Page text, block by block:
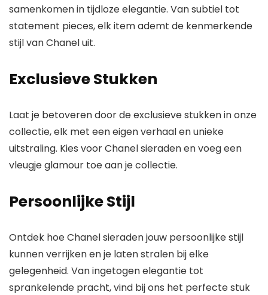
samenkomen in tijdloze elegantie. Van subtiel tot
statement pieces, elk item ademt de kenmerkende
stijl vanChaneluit.
Exclusieve Stukken
Laat je betoveren door de exclusieve stukken in onze
collectie, elk met een eigen verhaal en unieke
uitstraling. Kies voorChanel sieradenen voeg een
vleugje glamour toe aan je collectie.
Persoonlijke Stijl
Ontdek hoeChanel sieradenjouw persoonlijke stijl
kunnen verrijken en je laten stralen bij elke
gelegenheid. Van ingetogen elegantie tot
sprankelende pracht, vind bij ons het perfecte stuk